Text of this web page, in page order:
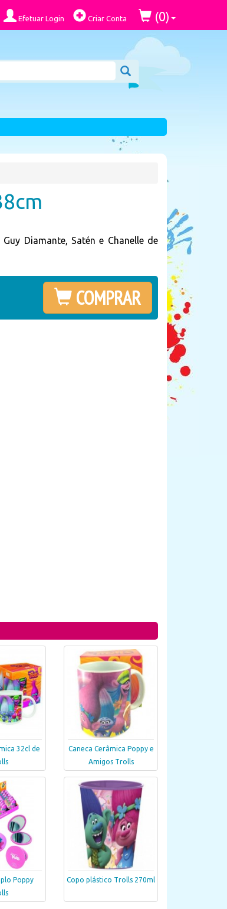
Efetuar Login Criar Conta (0)
Diamante, Satén e Chanelle de
COMPRAR
32cl de
Caneca Cerâmica Poppy e
Amigos Trolls
Poppy
Copo plástico Trolls 270ml